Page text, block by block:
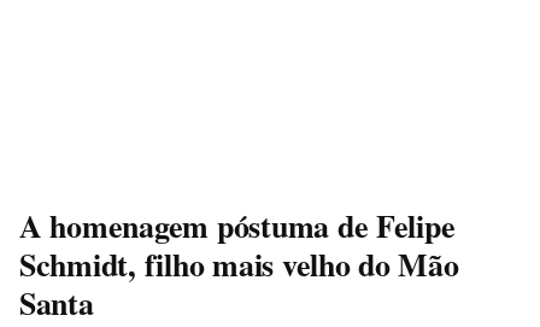
A homenagem póstuma de Felipe
Schmidt, filho mais velho do Mão
Santa